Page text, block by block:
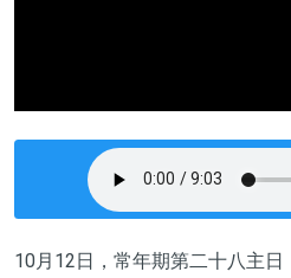
10月 12 日， 常年期第二十八主日